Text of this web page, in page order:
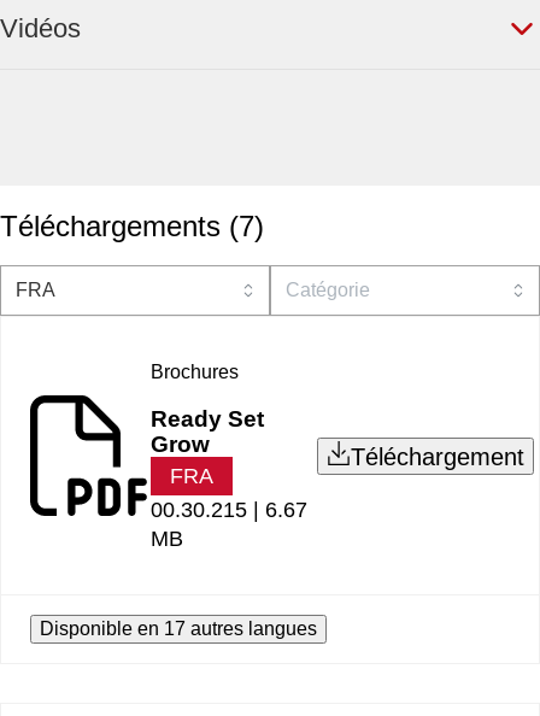
Vidéos
Téléchargements (7)
Brochures
Ready Set
Grow
FRA
00.30.215 | 6.67
MB
Téléchargement
Disponible en 17 autres langues